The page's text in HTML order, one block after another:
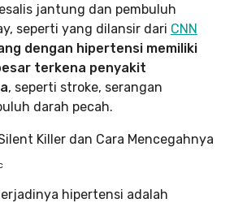
jantung dan pembuluh
seperti yang dilansir dari CNN
dengan hipertensi memiliki
terkena penyakit
, seperti stroke, serangan
darah pecah.
hipertensi adalah